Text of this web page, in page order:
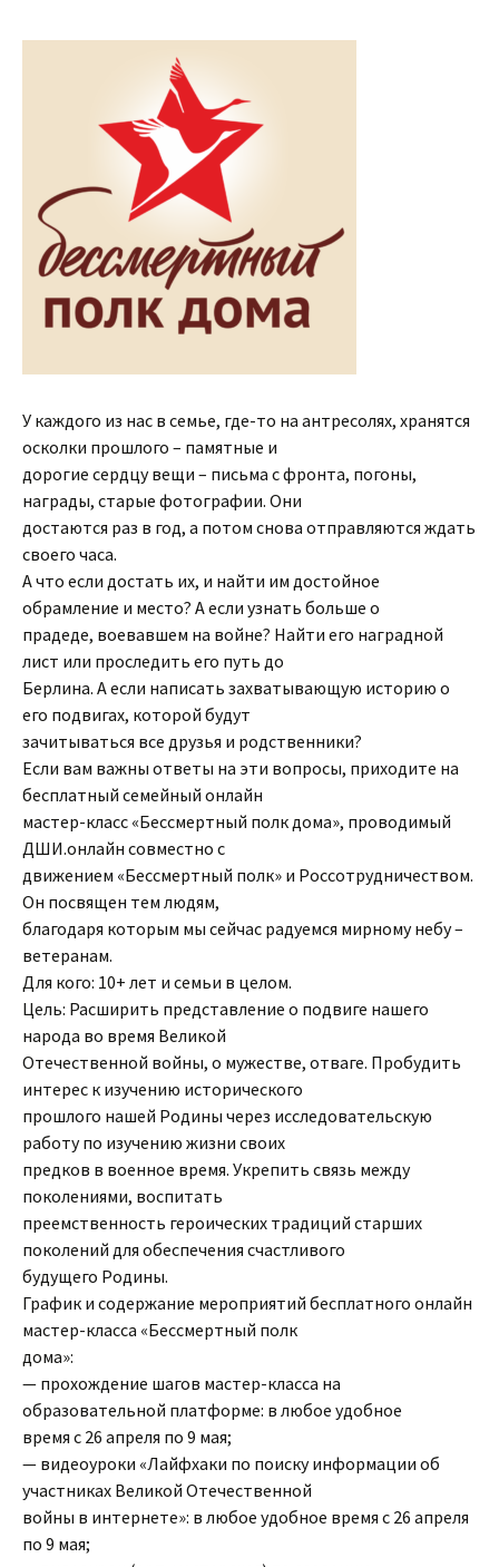
У каждого из нас в семье, где-то на антресолях, хранятся
осколки прошлого – памятные и
дорогие сердцу вещи – письма с фронта, погоны,
награды, старые фотографии. Они
достаются раз в год, а потом снова отправляются ждать
своего часа.
А что если достать их, и найти им достойное
обрамление и место? А если узнать больше о
прадеде, воевавшем на войне? Найти его наградной
лист или проследить его путь до
Берлина. А если написать захватывающую историю о
его подвигах, которой будут
зачитываться все друзья и родственники?
Если вам важны ответы на эти вопросы, приходите на
бесплатный семейный онлайн
мастер-класс «Бессмертный полк дома», проводимый
ДШИ.онлайн совместно с
движением «Бессмертный полк» и Россотрудничеством.
Он посвящен тем людям,
благодаря которым мы сейчас радуемся мирному небу –
ветеранам.
Для кого: 10+ лет и семьи в целом.
Цель: Расширить представление о подвиге нашего
народа во время Великой
Отечественной войны, о мужестве, отваге. Пробудить
интерес к изучению исторического
прошлого нашей Родины через исследовательскую
работу по изучению жизни своих
предков в военное время. Укрепить связь между
поколениями, воспитать
преемственность героических традиций старших
поколений для обеспечения счастливого
будущего Родины.
График и содержание мероприятий бесплатного онлайн
мастер-класса «Бессмертный полк
дома»:
— прохождение шагов мастер-класса на
образовательной платформе: в любое удобное
время с 26 апреля по 9 мая;
— видеоуроки «Лайфхаки по поиску информации об
участниках Великой Отечественной
войны в интернете»: в любое удобное время с 26 апреля
по 9 мая;